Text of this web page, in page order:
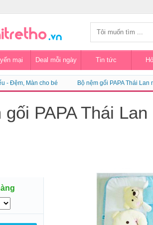
mại Deal mỗi ngày Tin tức
- Đệm, Màn cho bé Bộ nệm gối PAPA Thái Lan
gối PAPA Thái